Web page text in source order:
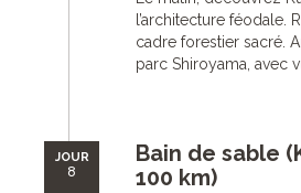
l’architecture féodale.
cadre forestier sacré.
parc Shiroyama, avec
JOUR
8
Bain de sable
100 km)